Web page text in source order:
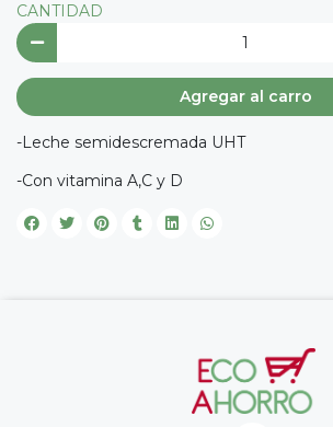
CANTIDAD
Agregar al carro
-Leche semidescremada UHT
-Con vitamina A,C y D